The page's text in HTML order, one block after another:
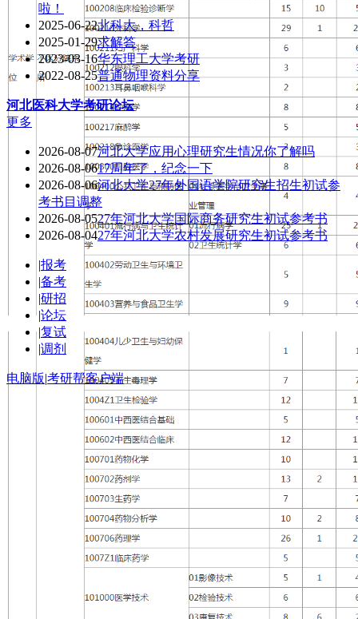
啦！
2025-06-22北科大，科哲
2025-01-29求解答
2023-03-16华东理工大学考研
2022-08-25普通物理资料分享
河北医科大学考研论坛
更多
2026-08-07河北大学应用心理研究生情况你了解吗
2026-08-0617周年了，纪念一下
2026-08-06河北大学27年外国语学院研究生招生初试参
考书目调整
2026-08-0527年河北大学国际商务研究生初试参考书
2026-08-0427年河北大学农村发展研究生初试参考书
|报考
|备考
|研招
|论坛
|复试
|调剂
电脑版|考研帮客户端